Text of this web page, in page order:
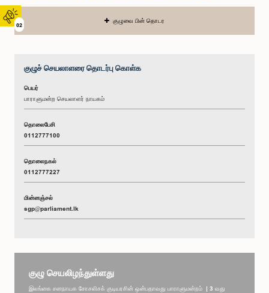
02 குழுவை பின் தொடர
குழுச் செயலாளரை தொடர்பு கொள்க
பெயர்
பாராளுமன்ற செயலாளர் நாயகம்
தொலைபேசி
0112777100
தொலைநகல்
0112777227
மின்னஞ்சல்
sgp@parliament.lk
குழு செயலிழந்துள்ளது
இலங்கை சனநாயக சோசலிசக் குடியரசின் ஒன்பதாவது பாராளுமன்றம் | 3 வது